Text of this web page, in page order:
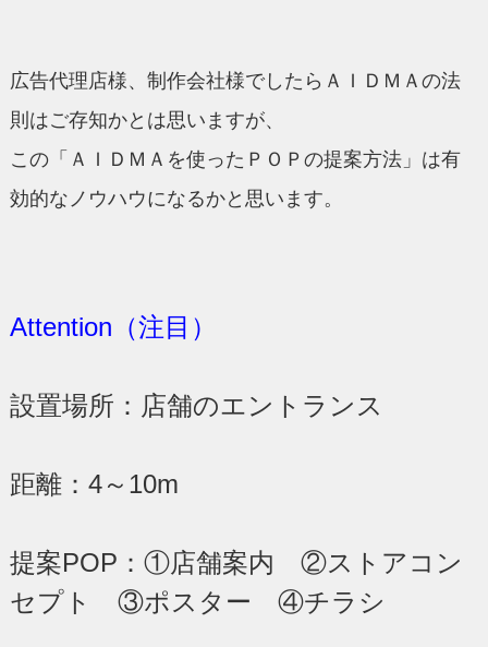
広告代理店様、制作会社様でしたらＡＩＤＭＡの法
則はご存知かとは思いますが、
この「ＡＩＤＭＡを使ったＰＯＰの提案方法」は有
効的なノウハウになるかと思います。
Attention（注目）
設置場所：店舗のエントランス
距離：4～10m
提案POP：①店舗案内 ②ストアコン
セプト ③ポスター ④チラシ